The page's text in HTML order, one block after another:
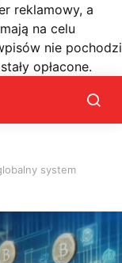
reklamowy, a
na celu
nie pochodzi
opłacone.
system